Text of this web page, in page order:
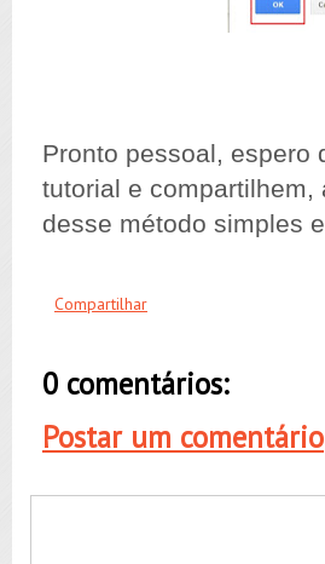
Pronto pessoal, espero
tutorial e
desse método simples
Compartilhar
0 comentários:
Postar um comentário